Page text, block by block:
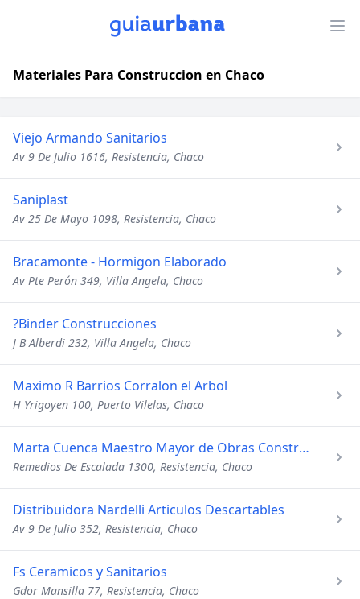
Materiales Para Construccion en Chaco
Viejo Armando Sanitarios
Av 9 De Julio 1616, Resistencia, Chaco
Saniplast
Av 25 De Mayo 1098, Resistencia, Chaco
Bracamonte - Hormigon Elaborado
Av Pte Perón 349, Villa Angela, Chaco
?Binder Construcciones
J B Alberdi 232, Villa Angela, Chaco
Maximo R Barrios Corralon el Arbol
H Yrigoyen 100, Puerto Vilelas, Chaco
Marta Cuenca Maestro Mayor de Obras Construciones
Remedios De Escalada 1300, Resistencia, Chaco
Distribuidora Nardelli Articulos Descartables
Av 9 De Julio 352, Resistencia, Chaco
Fs Ceramicos y Sanitarios
Gdor Mansilla 77, Resistencia, Chaco